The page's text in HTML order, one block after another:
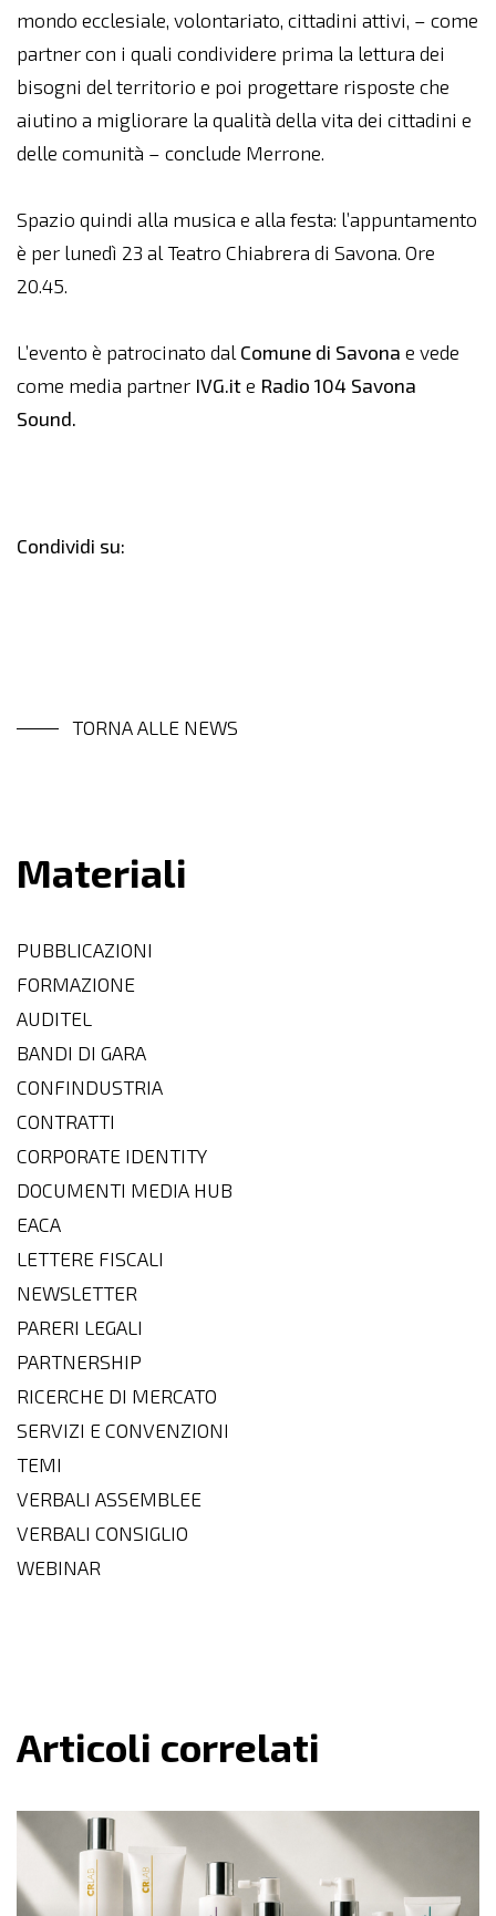
mondo ecclesiale, volontariato, cittadini attivi, – come
partner con i quali condividere prima la lettura dei
bisogni del territorio e poi progettare risposte che
aiutino a migliorare la qualità della vita dei cittadini e
delle comunità – conclude Merrone.
Spazio quindi alla musica e alla festa: l’appuntamento
è per lunedì 23 al Teatro Chiabrera di Savona. Ore
20.45.
L’evento è patrocinato dal Comune di Savona e vede
come media partner IVG.ite Radio 104 Savona
Sound.
Condividi su:
TORNA ALLE NEWS
Materiali
PUBBLICAZIONI
FORMAZIONE
AUDITEL
BANDI DI GARA
CONFINDUSTRIA
CONTRATTI
CORPORATE IDENTITY
DOCUMENTI MEDIA HUB
EACA
LETTERE FISCALI
NEWSLETTER
PARERI LEGALI
PARTNERSHIP
RICERCHE DI MERCATO
SERVIZI E CONVENZIONI
TEMI
VERBALI ASSEMBLEE
VERBALI CONSIGLIO
WEBINAR
Articoli correlati